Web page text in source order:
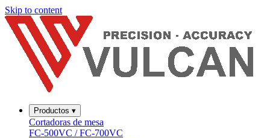
Skip to content
Productos ▾
Cortadoras de mesa
FC-500VC / FC-700VC